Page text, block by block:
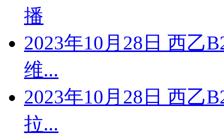
播
2023年10月28日 西乙
维...
2023年10月28日 西乙
拉...